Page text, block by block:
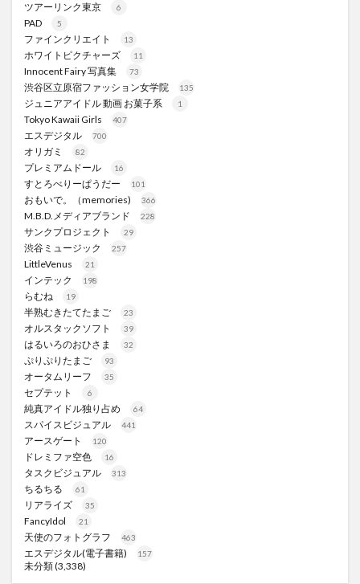
ツアーリンク東京 6
PAD 5
ファインクリエイト 13
ホワイトピクチャーズ 11
Innocent Fairy 写真集 73
渋谷区立原宿ファッション女学院 135
ジュニアアイドル 動画 お菓子系 1
Tokyo Kawaii Girls 407
エスデジタル 700
オリガミ 82
プレミアムドール 16
すとろべりーぱうだー 101
おもいで。（memories) 366
M.B.D.メディアブランド 228
サンクプロジェクト 29
渋谷ミュージック 257
LittleVenus 21
インテック 198
らむね 19
半熟むきたてたまご 23
オルスタックソフト 39
はるいろのおひさま 32
ぷりぷりたまご 93
オータムリーフ 35
セプテット 6
純真アイドル独り占め 64
スパイスビジュアル 441
アースゲート 120
ドレミファ空色 16
タスクビジュアル 313
ちるちる 61
リアライズ 35
FancyIdol 21
天使のフォトグラフ 463
エスデジタル(電子書籍) 157
未分類(3,338)